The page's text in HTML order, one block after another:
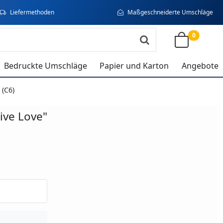
Liefermethoden Maßgeschneiderte Umschläge
0
Bedruckte Umschläge Papier und Karton Angebote
Love"